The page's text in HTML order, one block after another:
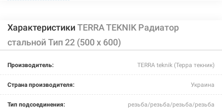
Артикул:113959
TERRA TEKNIK Радиатор стальной Тип 22 (500 x 800)
ХарактеристикиTERRA TEKNIK Радиатор
стальной Тип 22 (500 x 600)
Производитель: TERRA teknik (Терра текник)
Страна производителя: Украина
Тип подсоединения: резьба/резьба/резьба/резьба